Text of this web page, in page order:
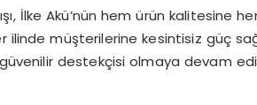
İlke Akü’nün hem ürün kalitesine
ilinde müşterilerine kesintisiz güç
güvenilir destekçisi olmaya devam